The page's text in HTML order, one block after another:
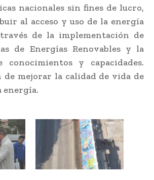
nacionales sin fines de lucro,
al acceso y uso de la energía
de la implementación de
de Energías Renovables y la
conocimientos y capacidades.
de mejorar la calidad de vida de
energía.